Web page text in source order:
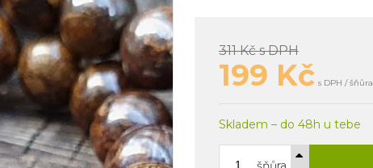
311 Kčs DPH
199 Kč s DPH / šňůra
Skladem – do 48h u tebe